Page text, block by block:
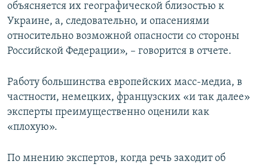
объясняется их географической близостью к
Украине, а, следовательно, и опасениями
относительно возможной опасности со стороны
Российской Федерации», – говорится в отчете.
Работу большинства европейских масс-медиа, в
частности, немецких, французских «и так далее»
эксперты преимущественно оценили как
«плохую».
По мнению экспертов, когда речь заходит об